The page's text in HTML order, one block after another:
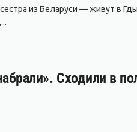
из Беларуси — живут в
Сходили в